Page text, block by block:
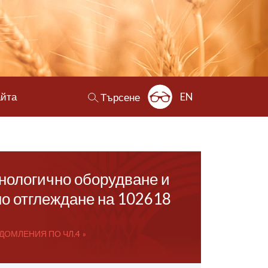
Търсене EN
оборудване и
отглеждане на 102618
ПО ЧЛ.4